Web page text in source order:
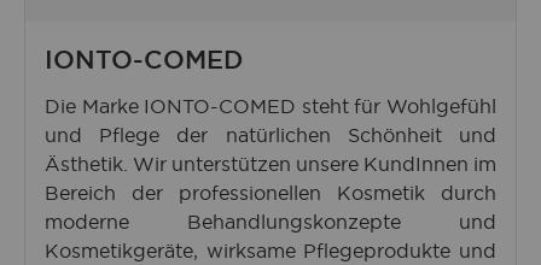
IONTO-COMED
Die Marke IONTO-COMED steht für Wohlgefühl
und Pflege der natürlichen Schönheit und
Ästhetik. Wir unterstützen unsere KundInnen im
Bereich der professionellen Kosmetik durch
moderne Behandlungskonzepte und
Kosmetikgeräte, wirksame Pflegeprodukte und